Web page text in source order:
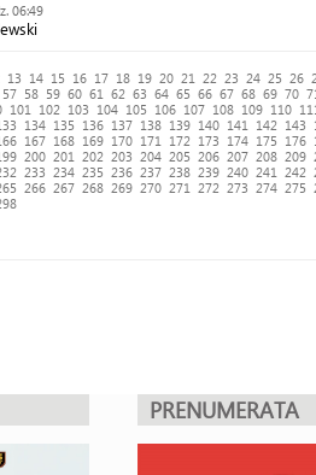
06:49
13 14 15 16 17 18 19 20 21 22 23 24 25 26
57 58 59 60 61 62 63 64 65 66 67 68 69 70
101 102 103 104 105 106 107 108 109 110
134 135 136 137 138 139 140 141 142 143
167 168 169 170 171 172 173 174 175 176
200 201 202 203 204 205 206 207 208 209
233 234 235 236 237 238 239 240 241 242
266 267 268 269 270 271 272 273 274 275
PRENUMERATA